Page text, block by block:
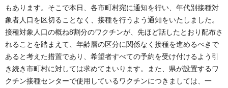
もあります。そこで本日、各市町村宛に通知を行い、年代別接種対
象者人口を区切ることなく、接種を行うよう通知をいたしました。
接種対象人口の概ね8割分のワクチンが、先ほど話したとおり配布さ
れることを踏まえて、年齢層の区分に関係なく接種を進めるべきで
あると考えた措置であり、希望者すべての予約を受け付けるよう引
き続き市町村に対しては求めてまいります。また、県が設置するワ
クチン接種センターで使用しているワクチンにつきましては、一